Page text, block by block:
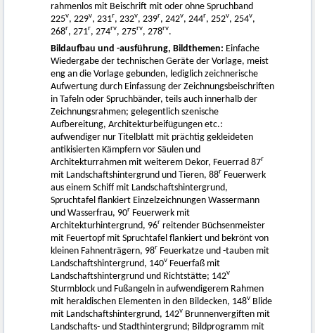
rahmenlos mit Beischrift mit oder ohne Spruchband
225v, 229v, 231r, 232v, 239r, 242v, 244r, 252v, 254v,
268r, 271r, 274rv, 275rv, 278rv.
Bildaufbau und -ausführung, Bildthemen: Einfache
Wiedergabe der technischen Geräte der Vorlage, meist
eng an die Vorlage gebunden, lediglich zeichnerische
Aufwertung durch Einfassung der Zeichnungsbeischriften
in Tafeln oder Spruchbänder, teils auch innerhalb der
Zeichnungsrahmen; gelegentlich szenische
Aufbereitung, Architekturbeifügungen etc.:
aufwendiger nur Titelblatt mit prächtig gekleideten
antikisierten Kämpfern vor Säulen und
Architekturrahmen mit weiterem Dekor, Feuerrad 87r
mit Landschaftshintergrund und Tieren, 88r Feuerwerk
aus einem Schiff mit Landschaftshintergrund,
Spruchtafel flankiert Einzelzeichnungen Wassermann
und Wasserfrau, 90r Feuerwerk mit
Architekturhintergrund, 96r reitender Büchsenmeister
mit Feuertopf mit Spruchtafel flankiert und bekrönt von
kleinen Fahnenträgern, 98r Feuerkatze und -tauben mit
Landschaftshintergrund, 140v Feuerfaß mit
Landschaftshintergrund und Richtstätte; 142v
Sturmblock und Fußangeln in aufwendigerem Rahmen
mit heraldischen Elementen in den Bildecken, 148v Blide
mit Landschaftshintergrund, 142v Brunnenvergiften mit
Landschafts- und Stadthintergrund; Bildprogramm mit